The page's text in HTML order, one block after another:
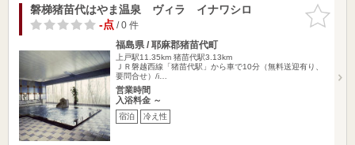
お気に入
りに追加
磐梯猪苗代はやま温泉 ヴィラ イナワシロ
-点/ 0 件
福島県 / 耶麻郡猪苗代町
上戸駅11.35km 猪苗代駅3.13km
ＪＲ磐越西線「猪苗代駅」から車で10分（無料送迎有り、
要問合せ）/i…
営業時間
入浴料金 ～
宿泊 冷え性